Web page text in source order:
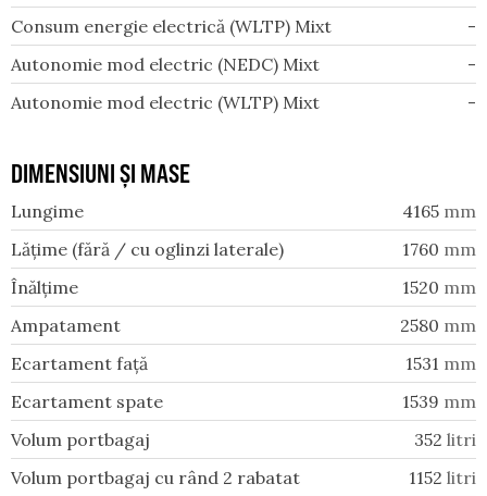
Consum energie electrică (WLTP) Mixt
-
Autonomie mod electric (NEDC) Mixt
-
Autonomie mod electric (WLTP) Mixt
-
DIMENSIUNI ȘI MASE
Lungime 4165 mm
Lățime (fără / cu oglinzi laterale)
1760 mm
Înălțime
1520 mm
Ampatament
2580 mm
Ecartament față
1531 mm
Ecartament spate
1539 mm
Volum portbagaj
352 litri
Volum portbagaj cu rând 2 rabatat
1152 litri